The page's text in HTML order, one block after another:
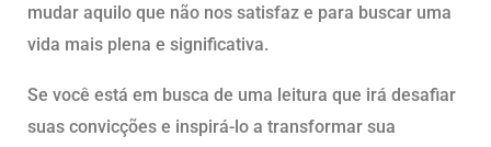
mudar aquilo que não nos satisfaz e para buscar uma
vida mais plena e significativa.
Se você está em busca de uma leitura que irá desafiar
suas convicções e inspirá-lo a transformar sua